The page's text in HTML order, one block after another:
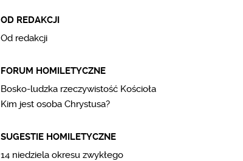
OD REDAKCJI
Od redakcji
FORUM HOMILETYCZNE
Bosko-ludzka rzeczywistość Kościoła
Kim jest osoba Chrystusa?
SUGESTIE HOMILETYCZNE
14 niedziela okresu zwykłego